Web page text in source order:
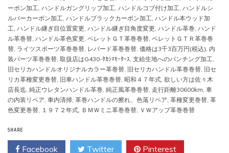
ーボン加工, ハンドルガングリップ加工, ハンドルコブ付け加工, ハンドルシ
ルバーカーボン加工, ハンドルブラックカーボン加工, ハンドル本ウッド加
工, ハンドル継ぎ目位置変更, ハンドル継ぎ目角度変更, ハンドル革巻, ハンド
ル革巻替, ハンドル革色変更, ベレットＧＴ革巻巻替, ベレットＧＴＲ革巻巻
替, ライツスポーツ革巻巻替, レパード革巻巻替, 価格は3千3百万円(税込), 内
装パーツ革巻巻替, 取扱店はG430-ﾀｶｼﾏﾓｰﾀｰｽ, 支給生地へのパンチング加工,
旧セリカハンドルオリジナルカラー革巻替, 旧セリカハンドル革巻巻替, 旧セ
リカ革種変更巻替, 旧車ハンドル革巻巻替, 昭和４７年式, 欲しい方は佐々木
店長迄, 純正ウレタンハンドル革巻, 純正風革巻巻替, 走行距離30600km, 車
の内装リペア, 車内清掃, 革巻ハンドルの擦れ、色落リペア, 革種変更巻替, 革
色変更巻替, １９７２年式, ＢＭＷミニ革巻巻替, ＶＷアップ革巻巻替
SHARE
Facebook Twitter Pinterest